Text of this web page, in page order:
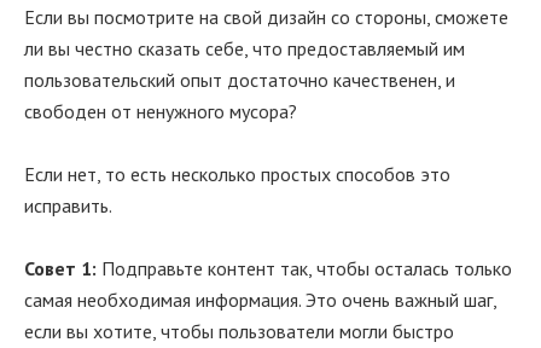
Если вы посмотрите на свой дизайн со стороны, сможете
ли вы честно сказать себе, что предоставляемый им
пользовательский опыт достаточно качественен, и
свободен от ненужного мусора?
Если нет, то есть несколько простых способов это
исправить.
Совет 1: Подправьте контент так, чтобы осталась только
самая необходимая информация. Это очень важный шаг,
если вы хотите, чтобы пользователи могли быстро